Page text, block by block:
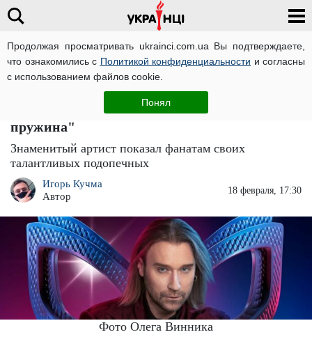
Продолжая просматривать ukrainci.com.ua Вы подтверждаете,
что ознакомились с Политикой конфиденциальности и согласны
с использованием файлов cookie.
Понял
Развлечения
Олег Винник удовлетворил молодых
"волчиц" перед всей страной: "Как
пружина"
Знаменитый артист показал фанатам своих
талантливых подопечных
Игорь Кучма
Автор
18 февраля, 17:30
Фото Олега Винника